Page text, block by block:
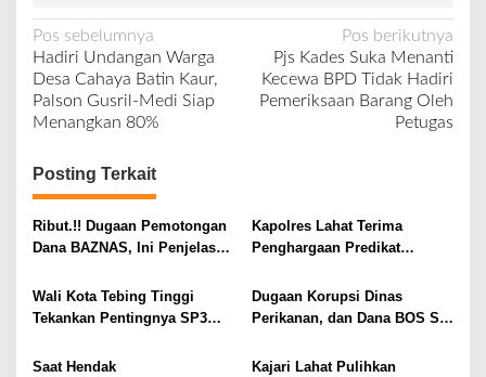
N
a
v
i
g
a
s
i
p
o
Pos sebelumnya
Hadiri Undangan Warga
Desa Cahaya Batin Kaur,
Palson Gusril-Medi Siap
Menangkan 80%
Pos berikutnya
Pjs Kades Suka Menanti
Kecewa BPD Tidak Hadiri
Pemeriksaan Barang Oleh
Petugas
Posting Terkait
Ribut.!! Dugaan Pemotongan
Dana BAZNAS, Ini Penjelasan
Kapolres Lahat Terima
Penghargaan Predikat
Sumsel Tahun 2026
Wali Kota Tebing Tinggi
Tekankan Pentingnya SP3
Dugaan Korupsi Dinas
Perikanan, dan Dana BOS SD
Terus Dipertajam Kajari Lahat
Saat Hendak Kajari Lahat Pulihkan